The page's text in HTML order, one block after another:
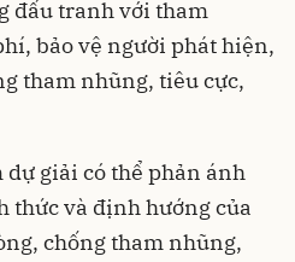
đấu tranh với tham
bảo vệ người phát hiện,
tham nhũng, tiêu cực,
dự giải có thể phản ánh
thức và định hướng của
chống tham nhũng,